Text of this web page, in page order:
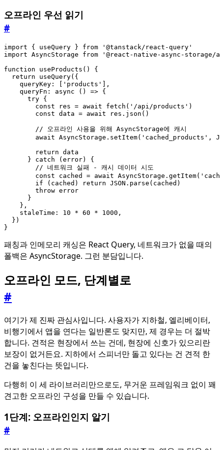
오프라인 우선 읽기
#
import { useQuery } from
'@tanstack/react-query'
import AsyncStorage from
'@react-native-async-storage/
function
useProducts() {
return
useQuery({
queryKey : 'products'
],
queryFn : async () => {
try {
const
res = await fetch ( '/api/products' )
const data = await res . json ()
await AsyncStorage . setItem( 'cached_products' ,
return data
}
catch ( error)
{
const
cached = await AsyncStorage . getItem(
if
( cached ) return JSON . parse ( cached )
throw error
}
},
staleTime : 10 * 60 * 1000 ,
})
}
패칭과 인메모리 캐싱은 React Query, 네트워크가 없을 때의
폴백은 AsyncStorage. 그런 분담입니다.
오프라인 모드, 단계별로
#
여기가 제 진짜 관심사입니다. 사용자가 지하철, 엘리베이터,
비행기에서 앱을 연다는 일반론도 맞지만, 제 경우는 더 절박
합니다. 견적은 현장에서 쓰는 건데, 현장에 신호가 있으리란
보장이 없거든요. 지하에서 스피너만 돌고 있다는 건 견적 한
건을 놓친다는 뜻입니다.
다행히 이 세 라이브러리만으로도, 무거운 프레임워크 없이 꽤
견고한 오프라인 구성을 만들 수 있습니다.
1단계: 오프라인인지 알기
#